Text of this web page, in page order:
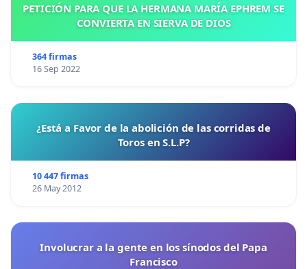
PETICIÓN PARA QUE LA HERMANA MARÍA EPHREM SE
CONVIERTA EN SIERVA DE DIOS
364 firmas
16 Sep 2022
¿Está a Favor de la abolición de las corridas de
Toros en S.L.P?
10 447 firmas
26 May 2012
Involucrar a la gente en los sínodos del Papa
Francisco